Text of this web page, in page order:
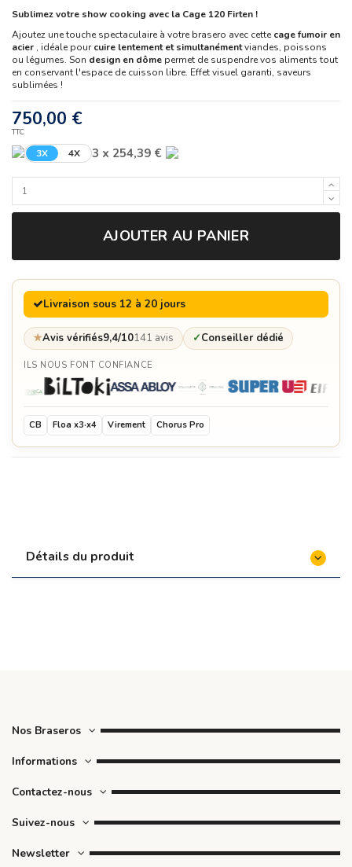
Sublimez votre show cooking avec la Cage 120 Firten !
Ajoutez une touche spectaculaire à votre brasero avec cette cage fumoir en
acier, idéale pourcuire lentement et simultanémentviandes, poissons
ou légumes. Son design en dôme permet de suspendre vos aliments tout
en conservant l'espace de cuisson libre. Effet visuel garanti, saveurs
sublimées !
750,00 €
TTC
3X 4X 3 x 254,39 €
AJOUTER AU PANIER
Livraison sous 12 à 20 jours
★Avis vérifiés9,4/10141 avis ✓Conseiller dédié
ILS NOUS FONT CONFIANCE
CB Floa x3·x4 Virement Chorus Pro
Détails du produit
Nos Braseros
Informations
Contactez-nous
Suivez-nous
Newsletter